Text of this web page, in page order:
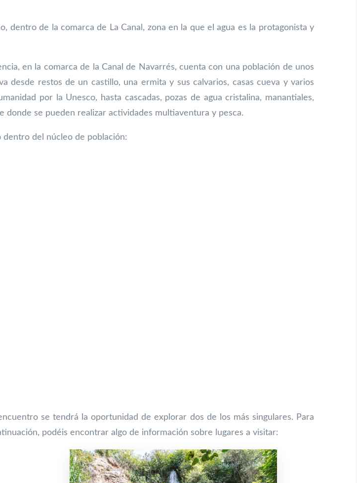
dentro de la comarca de La Canal, zona en la que el agua es la protagonista y
en la comarcade la Canal de Navarrés, cuenta con una población de unos
desde restos de un castillo, una ermita y suscalvarios, casas cueva y varios
por la Unesco, hasta cascadas, pozas de agua cristalina, manantiales,
donde se pueden realizar actividades multiaventura y pesca.
dentro del núcleo de población:
se tendrá la oportunidad de explorar dos de los más singulares. Para
podéis encontrar algo de información sobre lugares a visitar: